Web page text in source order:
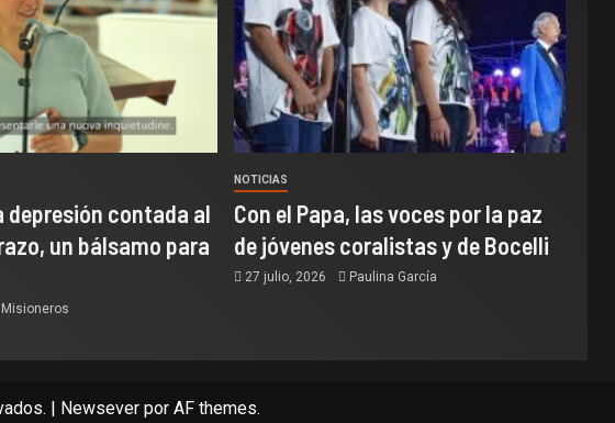
depresión contada al
un bálsamo para
Misioneros
NOTICIAS
Con el Papa, las voces por la paz
de jóvenes coralistas y de Bocelli
27 julio, 2026 Paulina García
| Newseverpor AF themes.